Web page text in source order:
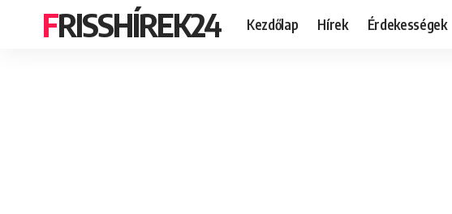
FRISSHÍREK24 Kezdőlap Hírek Érdekességek